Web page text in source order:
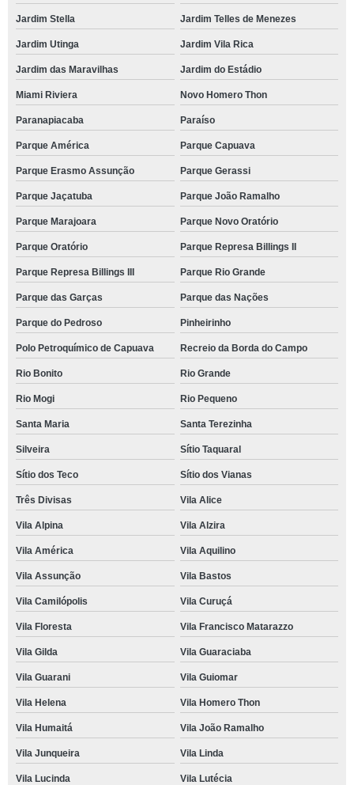
Jardim Stella Jardim Telles de Menezes
Jardim Utinga Jardim Vila Rica
Jardim das Maravilhas Jardim do Estádio
Miami Riviera Novo Homero Thon
Paranapiacaba Paraíso
Parque América Parque Capuava
Parque Erasmo Assunção Parque Gerassi
Parque Jaçatuba Parque João Ramalho
Parque Marajoara Parque Novo Oratório
Parque Oratório Parque Represa Billings II
Parque Represa Billings III Parque Rio Grande
Parque das Garças Parque das Nações
Parque do Pedroso Pinheirinho
Polo Petroquímico de Capuava Recreio da Borda do Campo
Rio Bonito Rio Grande
Rio Mogi Rio Pequeno
Santa Maria Santa Terezinha
Silveira Sítio Taquaral
Sítio dos Teco Sítio dos Vianas
Três Divisas Vila Alice
Vila Alpina Vila Alzira
Vila América Vila Aquilino
Vila Assunção Vila Bastos
Vila Camilópolis Vila Curuçá
Vila Floresta Vila Francisco Matarazzo
Vila Gilda Vila Guaraciaba
Vila Guarani Vila Guiomar
Vila Helena Vila Homero Thon
Vila Humaitá Vila João Ramalho
Vila Junqueira Vila Linda
Vila Lucinda Vila Lutécia